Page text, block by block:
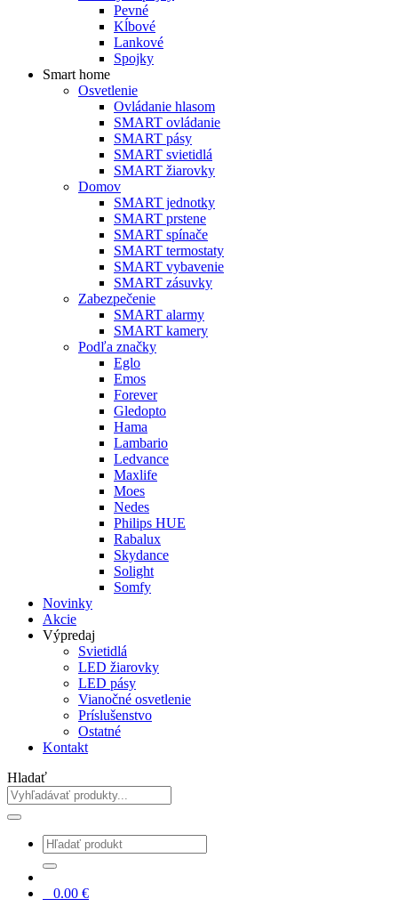
Pevné
Kĺbové
Lankové
Spojky
Smart home
Osvetlenie
Ovládanie hlasom
SMART ovládanie
SMART pásy
SMART svietidlá
SMART žiarovky
Domov
SMART jednotky
SMART prstene
SMART spínače
SMART termostaty
SMART vybavenie
SMART zásuvky
Zabezpečenie
SMART alarmy
SMART kamery
Podľa značky
Eglo
Emos
Forever
Gledopto
Hama
Lambario
Ledvance
Maxlife
Moes
Nedes
Philips HUE
Rabalux
Skydance
Solight
Somfy
Novinky
Akcie
Výpredaj
Svietidlá
LED žiarovky
LED pásy
Vianočné osvetlenie
Príslušenstvo
Ostatné
Kontakt
Hladať
0.00 €